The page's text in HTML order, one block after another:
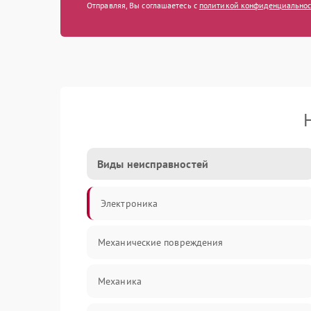
Отправляя, Вы соглашаетесь с политикой
Виды неисправностей
Электроника
Механические повреждения
Механика